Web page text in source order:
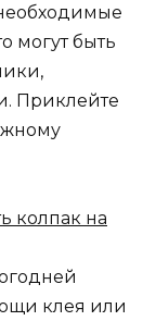
могут быть
Приклейте
клея или